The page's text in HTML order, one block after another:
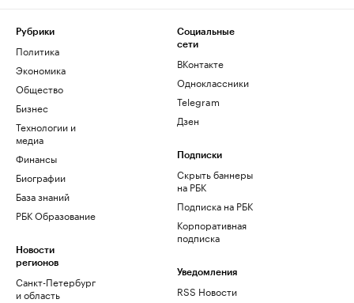
Рубрики
Политика
Экономика
Общество
Бизнес
Технологии и
медиа
Финансы
Биографии
База знаний
РБК Образование
Новости
регионов
Санкт-Петербург
и область
Социальные
сети
ВКонтакте
Одноклассники
Telegram
Дзен
Подписки
Скрыть баннеры
на РБК
Подписка на РБК
Корпоративная
подписка
Уведомления
RSS Новости